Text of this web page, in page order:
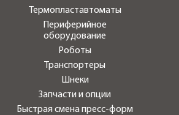
Термопластавтоматы
Периферийное
оборудование
Роботы
Транспортеры
Шнеки
Запчасти и опции
Быстрая смена пресс-форм